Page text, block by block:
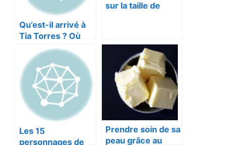
Qu’est-il arrivé à
Tia Torres ? Où
est-elle
maintenant :
biographie, valeur
nette et plus,
brève introduction
sur la taille de
pouces ?
Les 15
personnages de
Prendre soin de sa
peau grâce au